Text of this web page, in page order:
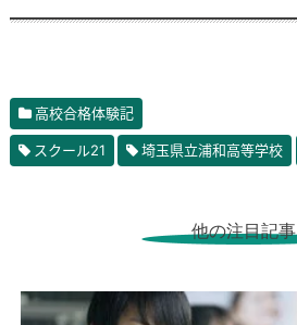
高校合格体験記
スクール21 埼玉県立浦和高等学校
他の注目記事